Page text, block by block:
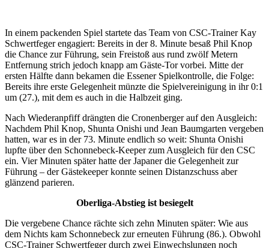
In einem packenden Spiel startete das Team von CSC-Trainer Kay
Schwertfeger engagiert: Bereits in der 8. Minute besaß Phil Knop
die Chance zur Führung, sein Freistoß aus rund zwölf Metern
Entfernung strich jedoch knapp am Gäste-Tor vorbei. Mitte der
ersten Hälfte dann bekamen die Essener Spielkontrolle, die Folge:
Bereits ihre erste Gelegenheit münzte die Spielvereinigung in ihr 0:1
um (27.), mit dem es auch in die Halbzeit ging.
Nach Wiederanpfiff drängten die Cronenberger auf den Ausgleich:
Nachdem Phil Knop, Shunta Onishi und Jean Baumgarten vergeben
hatten, war es in der 73. Minute endlich so weit: Shunta Onishi
lupfte über den Schonnebeck-Keeper zum Ausgleich für den CSC
ein. Vier Minuten später hatte der Japaner die Gelegenheit zur
Führung – der Gästekeeper konnte seinen Distanzschuss aber
glänzend parieren.
Oberliga-Abstieg ist besiegelt
Die vergebene Chance rächte sich zehn Minuten später: Wie aus
dem Nichts kam Schonnebeck zur erneuten Führung (86.). Obwohl
CSC-Trainer Schwertfeger durch zwei Einwechslungen noch